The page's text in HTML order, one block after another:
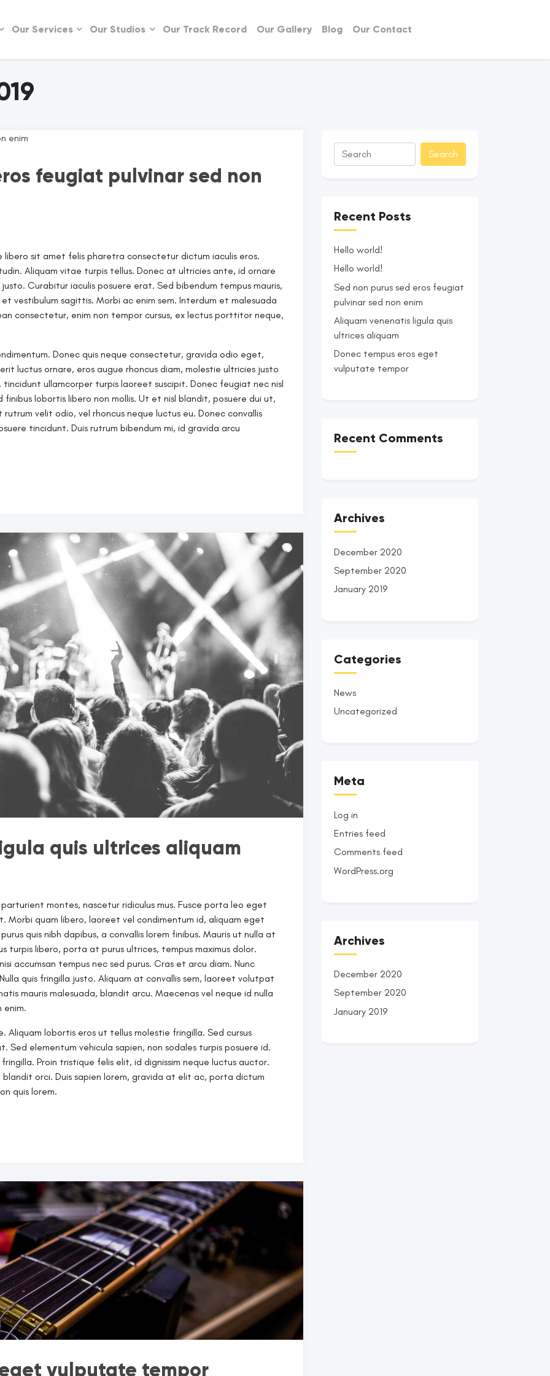
Our Services Our Studios Our Track Record Our Gallery Blog Our Contact
feugiat pulvinar sed non
libero sit amet felis pharetra consectetur dictum iaculis eros.
Aliquam vitae turpis tellus. Donec at ultricies ante, id ornare
Curabitur iaculis posuere erat. Sed bibendum tempus mauris,
vestibulum sagittis. Morbi ac enim sem. Interdum et malesuada
consectetur, enim non tempor cursus, ex lectus porttitor neque,
Donec quis neque consectetur, gravida odio eget,
luctus ornare, eros augue rhoncus diam, molestie ultricies justo
tincidunt ullamcorper turpis laoreet suscipit. Donec feugiat nec nisl
finibus lobortis libero non mollis. Ut et nisl blandit, posuere dui ut,
velit odio, vel rhoncus neque luctus eu. Donec convallis
tincidunt. Duis rutrum bibendum mi, id gravida arcu
quis ultrices aliquam
montes, nascetur ridiculus mus. Fusce porta leo eget
quam libero, laoreet vel condimentum id, aliquam eget
quis nibh dapibus, a convallis lorem finibus. Mauris ut nulla at
turpis libero, porta at purus ultrices, tempus maximus dolor.
accumsan tempus nec sed purus. Cras et arcu diam. Nunc
quis fringilla justo. Aliquam at convallis sem, laoreet volutpat
mauris malesuada, blandit arcu. Maecenas vel neque id nulla
enim.
Aliquam lobortis eros ut tellus molestie fringilla. Sed cursus
Sed elementum vehicula sapien, non sodales turpis posuere id.
Proin tristique felis elit, id dignissim neque luctus auctor.
orci. Duis sapien lorem, gravida at elit ac, porta dictum
quis lorem.
vulputate tempor
Recent Posts
Hello world!
Hello world!
Sed non purus sed eros feugiat
pulvinar sed non enim
Aliquam venenatis ligula quis
ultrices aliquam
Donec tempus eros eget
vulputate tempor
Recent Comments
Archives
December 2020
September 2020
January 2019
Categories
News
Uncategorized
Meta
Log in
Entries feed
Comments feed
WordPress.org
Archives
December 2020
September 2020
January 2019